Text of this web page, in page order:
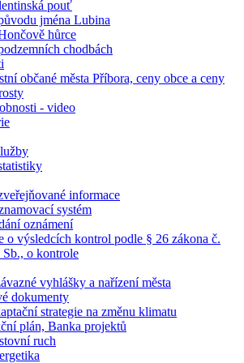
pouť
jména Lubina
hůrce
chodbách
občané města Příbora, ceny obce a ceny
- video
informace
systém
oznámení
o výsledcích kontrol podle § 26 zákona č.
Sb., o kontrole
vyhlášky a nařízení města
dokumenty
strategie na změnu klimatu
plán, Banka projektů
ruch